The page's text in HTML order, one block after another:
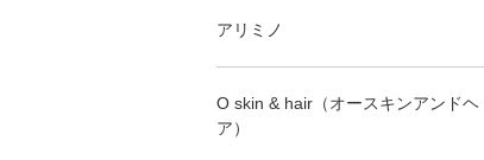
アリミノ
O skin & hair（オースキンアンドヘ
ア）